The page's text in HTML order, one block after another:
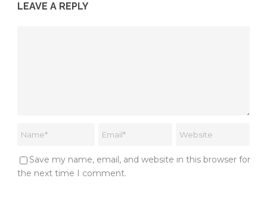
LEAVE A REPLY
Save my name, email, and website in this browser for
the next time I comment.